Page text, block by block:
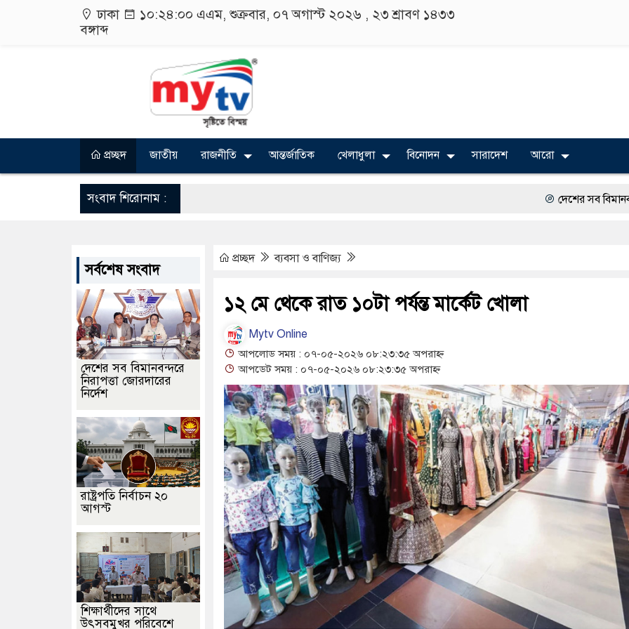
ঢাকা ১০:২৪:০০ এএম, শুক্রবার, ০৭ অগাস্ট ২০২৬ , ২৩ শ্রাবণ ১৪৩৩
বঙ্গাব্দ
প্রচ্ছদ জাতীয় রাজনীতি আন্তর্জাতিক খেলাধুলা বিনোদন সারাদেশ আরো
সংবাদ শিরোনাম : দেশের সব বিমানবন্দরে
অত্যাচারের ছবি যেন আর
সারজিস-পাটোয়ারীসহ ১০
‘স্কুটি নাকি গোল্ড?’
১৫২২ পুলিশ সদস্যকে
সার্ককে আরও গতিশীল করতে
প্রধানমন্ত্রীর সঙ্গে নবনিযুক্ত
জামায়াত ফেরেশতাদের দল
প্রচ্ছদ ব্যবসা ও বাণিজ্য
১২ মে থেকে রাত ১০টা পর্যন্ত মার্কেট খোলা
Mytv Online
আপলোড সময় : ০৭-০৫-২০২৬ ০৮:২৩:৩৫ অপরাহ্ন
আপডেট সময় : ০৭-০৫-২০২৬ ০৮:২৩:৩৫ অপরাহ্ন
সর্বশেষ সংবাদ
দেশের সব বিমানবন্দরে
নিরাপত্তা জোরদারের
নির্দেশ
রাষ্ট্রপতি নির্বাচন ২০
আগস্ট
শিক্ষার্থীদের সাথে
উৎসবমুখর পরিবেশে